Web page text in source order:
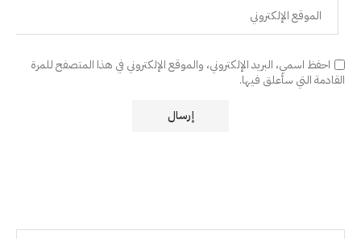
احفظ اسمي، البريد الإلكتروني، والموقع الإلكتروني في هذا المتصفح للمرة
القادمة التي سأعلق فيها.